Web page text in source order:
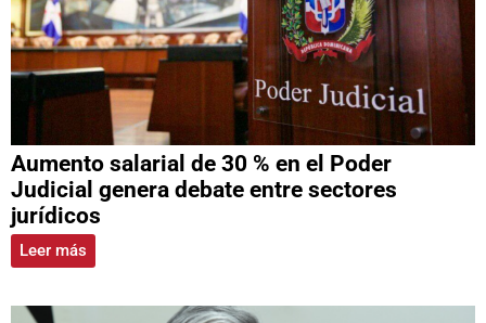
Aumento salarial de 30 % en el Poder
Judicial genera debate entre sectores
jurídicos
Leer más